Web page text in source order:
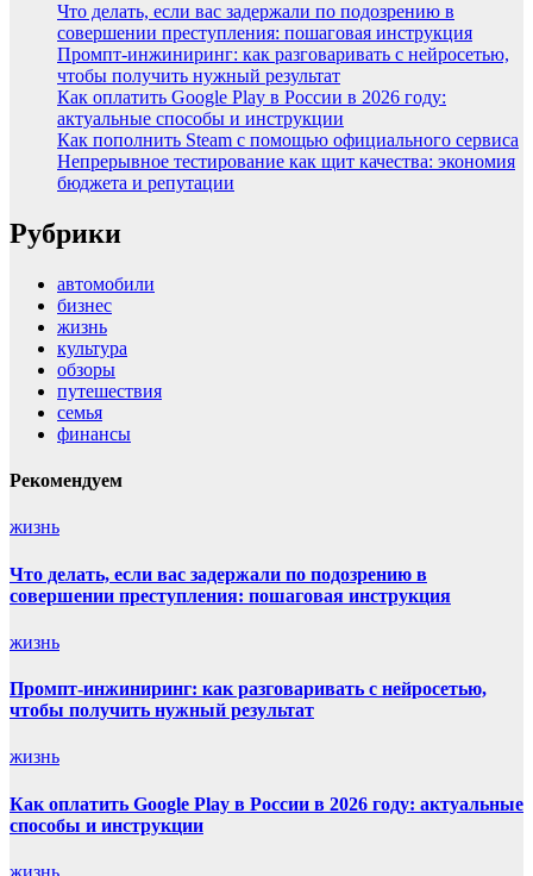
Что делать, если вас задержали по подозрению в
совершении преступления: пошаговая инструкция
Промпт-инжиниринг: как разговаривать с нейросетью,
чтобы получить нужный результат
Как оплатить Google Play в России в 2026 году:
актуальные способы и инструкции
Как пополнить Steam с помощью официального сервиса
Непрерывное тестирование как щит качества: экономия
бюджета и репутации
Рубрики
автомобили
бизнес
жизнь
культура
обзоры
путешествия
семья
финансы
Рекомендуем
жизнь
Что делать, если вас задержали по подозрению в
совершении преступления: пошаговая инструкция
жизнь
Промпт-инжиниринг: как разговаривать с нейросетью,
чтобы получить нужный результат
жизнь
Как оплатить Google Play в России в 2026 году: актуальные
способы и инструкции
жизнь